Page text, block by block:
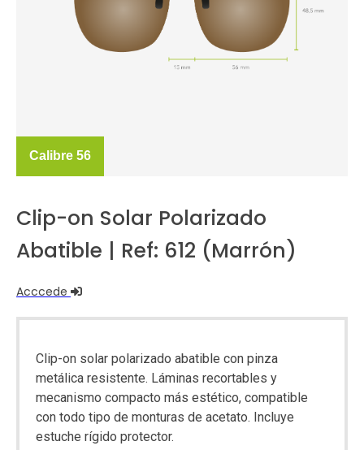
Calibre 56
Clip-on Solar Polarizado
Abatible | Ref: 612 (Marrón)
Acccede
Clip-on solar polarizado abatible con pinza
metálica resistente. Láminas recortables y
mecanismo compacto más estético, compatible
con todo tipo de monturas de acetato. Incluye
estuche rígido protector.